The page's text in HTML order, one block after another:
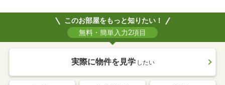
このお部屋をもっと知りたい！
無料・簡単入力2項目
実際に物件を見学 したい